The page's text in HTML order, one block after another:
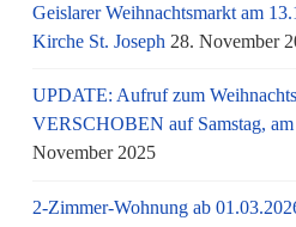
Geislarer Weihnachtsmarkt am
Kirche St. Joseph 28. November
UPDATE: Aufruf zum
VERSCHOBEN auf Samstag,
November 2025
2-Zimmer-Wohnung ab